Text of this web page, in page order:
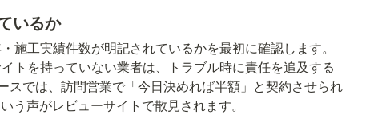
いるか
施工実績件数が明記されているかを最初に確認します。
トを持っていない業者は、トラブル時に責任を追及する
スでは、訪問営業で「今日決めれば半額」と契約させられ
う声がレビューサイトで散見されます。